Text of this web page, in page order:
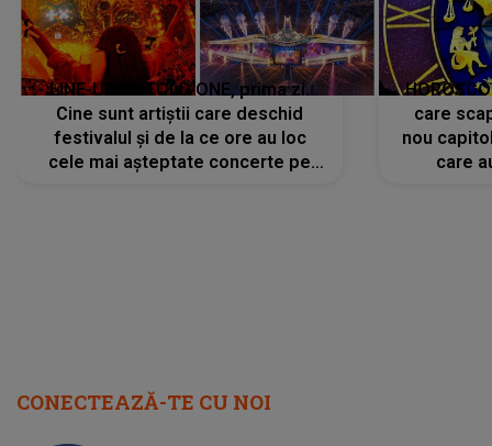
LINE-UP UNTOLD ONE, prima zi.
Cine sunt artiștii care deschid
festivalul și de la ce ore au loc
cele mai așteptate concerte pe
care
nou
care
CONECTEAZĂ-TE CU NOI